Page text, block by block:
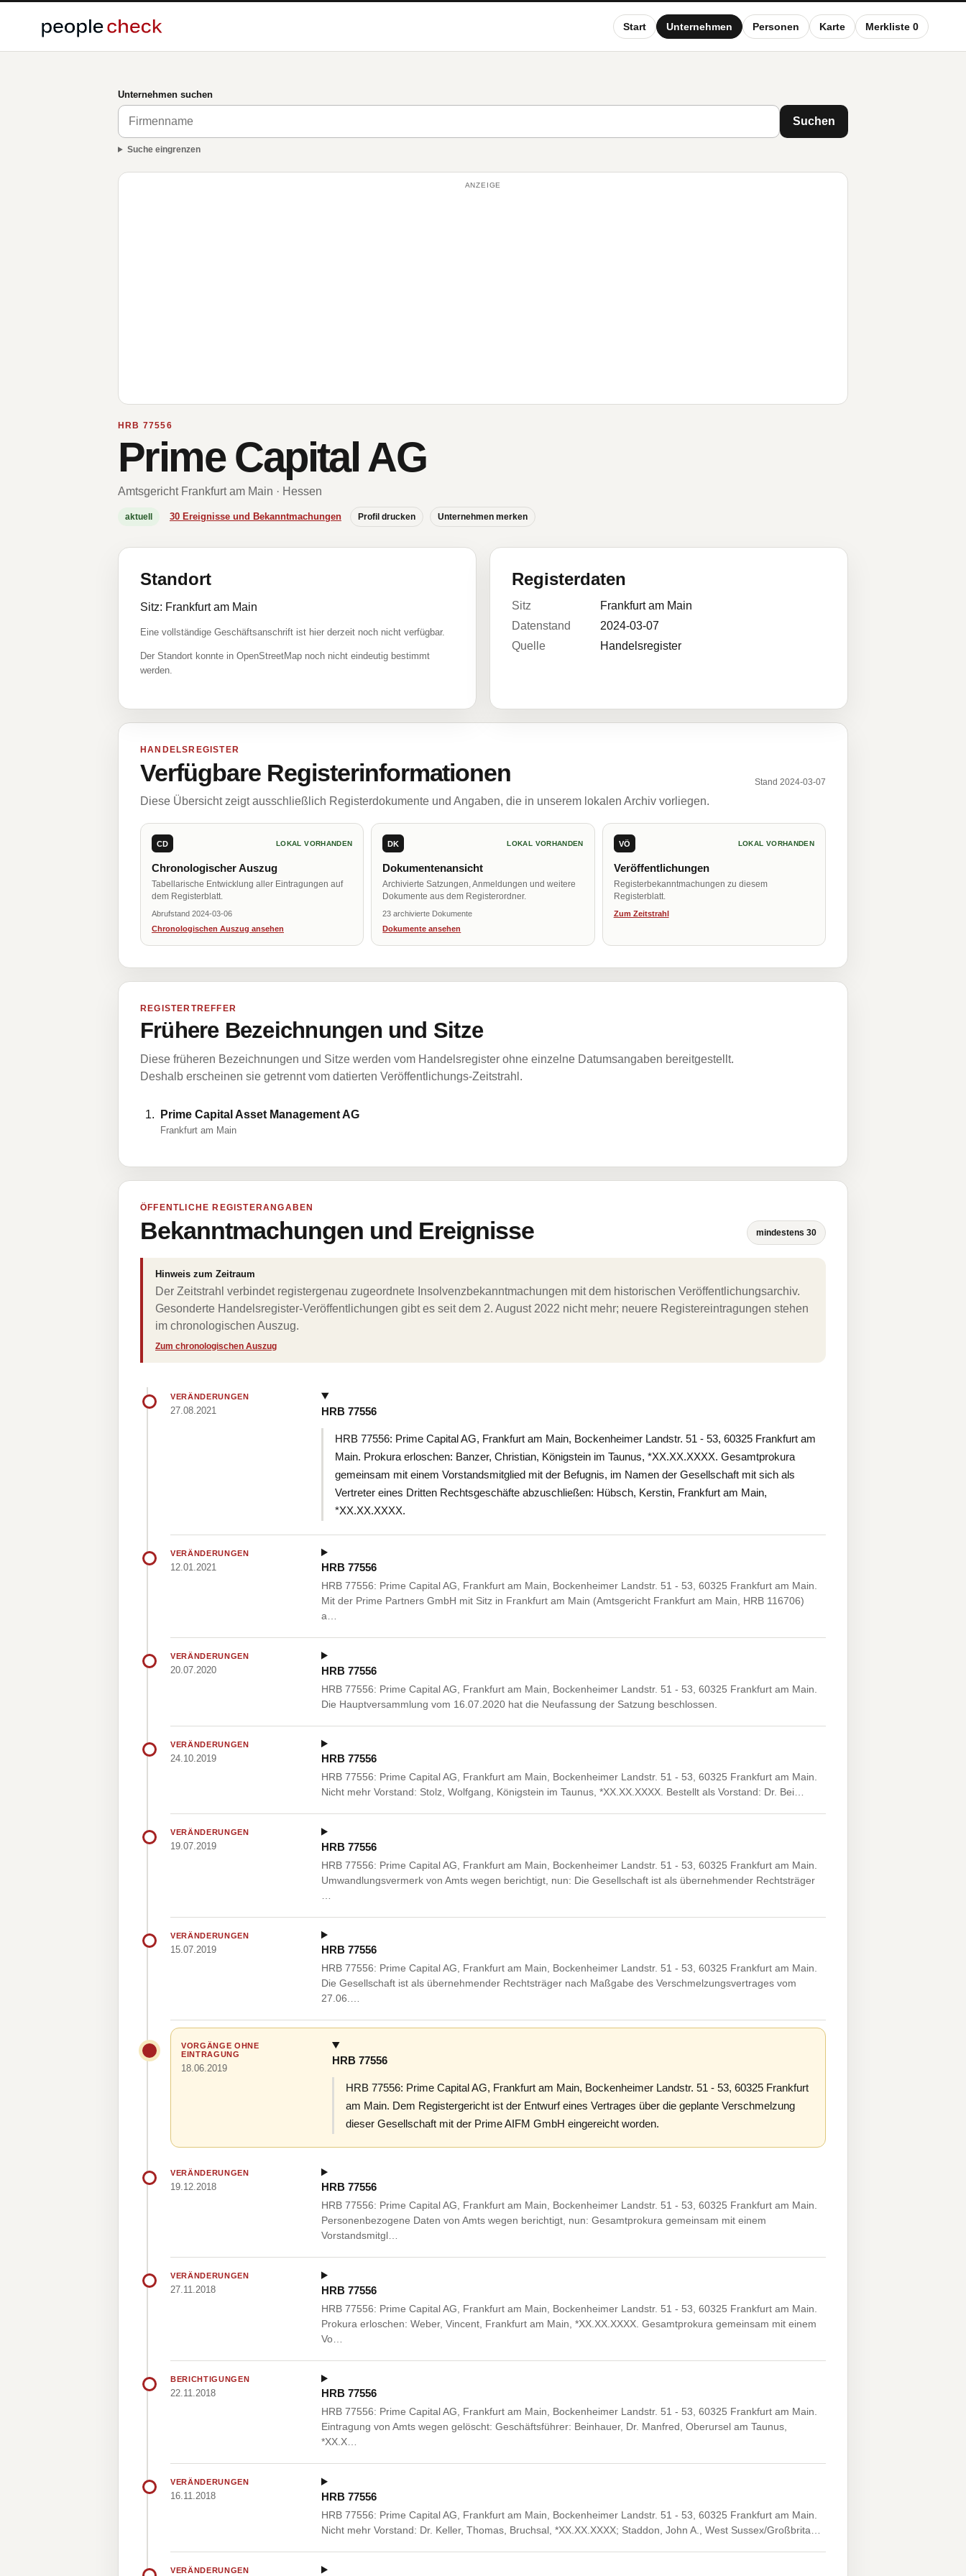
Start Unternehmen Personen Karte Merkliste 0
Unternehmen suchen
Suchen
Suche eingrenzen
ANZEIGE
HRB 77556
Prime Capital AG
Amtsgericht Frankfurt am Main · Hessen
aktuell 30 Ereignisse und Bekanntmachungen Profil drucken Unternehmen merken
Standort
Sitz: Frankfurt am Main
Eine vollständige Geschäftsanschrift ist hier derzeit noch nicht verfügbar.
Der Standort konnte in OpenStreetMap noch nicht eindeutig bestimmt
werden.
Registerdaten
Sitz
Frankfurt am Main
Datenstand
2024-03-07
Quelle
Handelsregister
HANDELSREGISTER
Verfügbare Registerinformationen Stand 2024-03-07
Diese Übersicht zeigt ausschließlich Registerdokumente und Angaben, die in unserem lokalen Archiv vorliegen.
CD LOKAL VORHANDEN
Chronologischer Auszug
Tabellarische Entwicklung aller Eintragungen auf
dem Registerblatt.
Abrufstand 2024-03-06
Chronologischen Auszug ansehen
DK LOKAL VORHANDEN
Dokumentenansicht
Archivierte Satzungen, Anmeldungen und weitere
Dokumente aus dem Registerordner.
23 archivierte Dokumente
Dokumente ansehen
VÖ LOKAL VORHANDEN
Veröffentlichungen
Registerbekanntmachungen zu diesem
Registerblatt.
Zum Zeitstrahl
REGISTERTREFFER
Frühere Bezeichnungen und Sitze
Diese früheren Bezeichnungen und Sitze werden vom Handelsregister ohne einzelne Datumsangaben bereitgestellt.
Deshalb erscheinen sie getrennt vom datierten Veröffentlichungs-Zeitstrahl.
Prime Capital Asset Management AG
Frankfurt am Main
ÖFFENTLICHE REGISTERANGABEN
Bekanntmachungen und Ereignisse mindestens 30
Hinweis zum Zeitraum
Der Zeitstrahl verbindet registergenau zugeordnete Insolvenzbekanntmachungen mit dem historischen Veröffentlichungsarchiv.
Gesonderte Handelsregister-Veröffentlichungen gibt es seit dem 2. August 2022 nicht mehr; neuere Registereintragungen stehen
im chronologischen Auszug.
Zum chronologischen Auszug
VERÄNDERUNGEN
27.08.2021 HRB 77556
HRB 77556: Prime Capital AG, Frankfurt am Main, Bockenheimer Landstr. 51 - 53, 60325 Frankfurt am
Main. Prokura erloschen: Banzer, Christian, Königstein im Taunus, *XX.XX.XXXX. Gesamtprokura
gemeinsam mit einem Vorstandsmitglied mit der Befugnis, im Namen der Gesellschaft mit sich als
Vertreter eines Dritten Rechtsgeschäfte abzuschließen: Hübsch, Kerstin, Frankfurt am Main,
*XX.XX.XXXX.
VERÄNDERUNGEN
12.01.2021 HRB 77556
HRB 77556: Prime Capital AG, Frankfurt am Main, Bockenheimer Landstr. 51 - 53, 60325 Frankfurt am Main.
Mit der Prime Partners GmbH mit Sitz in Frankfurt am Main (Amtsgericht Frankfurt am Main, HRB 116706)
a…
VERÄNDERUNGEN
20.07.2020 HRB 77556
HRB 77556: Prime Capital AG, Frankfurt am Main, Bockenheimer Landstr. 51 - 53, 60325 Frankfurt am Main.
Die Hauptversammlung vom 16.07.2020 hat die Neufassung der Satzung beschlossen.
VERÄNDERUNGEN
24.10.2019 HRB 77556
HRB 77556: Prime Capital AG, Frankfurt am Main, Bockenheimer Landstr. 51 - 53, 60325 Frankfurt am Main.
Nicht mehr Vorstand: Stolz, Wolfgang, Königstein im Taunus, *XX.XX.XXXX. Bestellt als Vorstand: Dr. Bei…
VERÄNDERUNGEN
19.07.2019 HRB 77556
HRB 77556: Prime Capital AG, Frankfurt am Main, Bockenheimer Landstr. 51 - 53, 60325 Frankfurt am Main.
Umwandlungsvermerk von Amts wegen berichtigt, nun: Die Gesellschaft ist als übernehmender Rechtsträger
VERÄNDERUNGEN
15.07.2019 HRB 77556
HRB 77556: Prime Capital AG, Frankfurt am Main, Bockenheimer Landstr. 51 - 53, 60325 Frankfurt am Main.
Die Gesellschaft ist als übernehmender Rechtsträger nach Maßgabe des Verschmelzungsvertrages vom
27.06.…
VORGÄNGE OHNE
EINTRAGUNG
18.06.2019
HRB 77556
HRB 77556: Prime Capital AG, Frankfurt am Main, Bockenheimer Landstr. 51 - 53, 60325 Frankfurt
am Main. Dem Registergericht ist der Entwurf eines Vertrages über die geplante Verschmelzung
dieser Gesellschaft mit der Prime AIFM GmbH eingereicht worden.
VERÄNDERUNGEN
19.12.2018 HRB 77556
HRB 77556: Prime Capital AG, Frankfurt am Main, Bockenheimer Landstr. 51 - 53, 60325 Frankfurt am Main.
Personenbezogene Daten von Amts wegen berichtigt, nun: Gesamtprokura gemeinsam mit einem
Vorstandsmitgl…
VERÄNDERUNGEN
27.11.2018 HRB 77556
HRB 77556: Prime Capital AG, Frankfurt am Main, Bockenheimer Landstr. 51 - 53, 60325 Frankfurt am Main.
Prokura erloschen: Weber, Vincent, Frankfurt am Main, *XX.XX.XXXX. Gesamtprokura gemeinsam mit einem
Vo…
BERICHTIGUNGEN
22.11.2018 HRB 77556
HRB 77556: Prime Capital AG, Frankfurt am Main, Bockenheimer Landstr. 51 - 53, 60325 Frankfurt am Main.
Eintragung von Amts wegen gelöscht: Geschäftsführer: Beinhauer, Dr. Manfred, Oberursel am Taunus,
*XX.X…
VERÄNDERUNGEN
16.11.2018 HRB 77556
HRB 77556: Prime Capital AG, Frankfurt am Main, Bockenheimer Landstr. 51 - 53, 60325 Frankfurt am Main.
Nicht mehr Vorstand: Dr. Keller, Thomas, Bruchsal, *XX.XX.XXXX; Staddon, John A., West Sussex/Großbrita…
VERÄNDERUNGEN